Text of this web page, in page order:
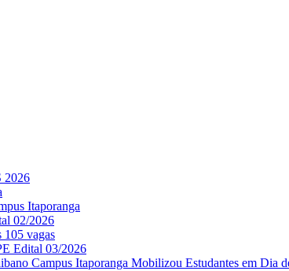
2026
Itaporanga
02/2026
105 vagas
Edital 03/2026
Campus Itaporanga Mobilizou Estudantes em Dia